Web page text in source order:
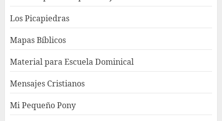
Los Picapiedras
Mapas Bíblicos
Material para Escuela Dominical
Mensajes Cristianos
Mi Pequeño Pony